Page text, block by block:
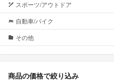
スポーツ/アウトドア
自動車/バイク
その他
商品の価格で絞り込み